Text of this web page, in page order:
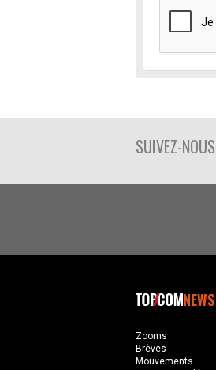
SUIVEZ-NOUS
NEWS
Zooms
Brèves
Mouvements